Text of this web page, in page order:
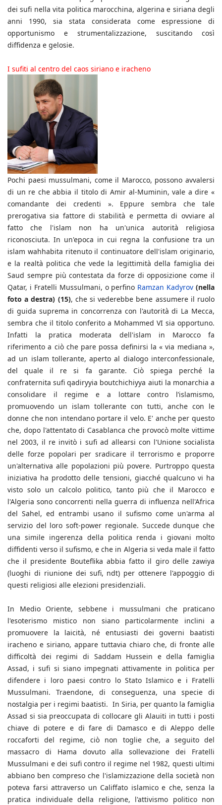
dei sufi nella vita politica marocchina, algerina e siriana degli
anni 1990, sia stata considerata come espressione di
opportunismo e strumentalizzazione, suscitando così
diffidenza e gelosie.
I sufiti al centro del caos siriano e iracheno
Pochi paesi mussulmani, come il Marocco, possono avvalersi
di un re che abbia il titolo di Amir al-Muminin, vale a dire «
comandante dei credenti ». Eppure sembra che tale
prerogativa sia fattore di stabilità e permetta di ovviare al
fatto che l'islam non ha un'unica autorità religiosa
riconosciuta. In un'epoca in cui regna la confusione tra un
islam wahhabita ritenuto il continuatore dell'islam originario,
e la realtà politica che vede la legittimità della famiglia dei
Saud sempre più contestata da forze di opposizione come il
Qatar, i Fratelli Mussulmani, o perfino Ramzan Kadyrov (nella
foto a destra) (15), che si vederebbe bene assumere il ruolo
di guida suprema in concorrenza con l'autorità di La Mecca,
sembra che il titolo conferito a Mohammed VI sia opportuno.
Infatti la pratica moderata dell'islam in Marocco fa
riferimento a ciò che pare possa definirsi la « via mediana »,
ad un islam tollerante, aperto al dialogo interconfessionale,
del quale il re si fa garante. Ciò spiega perché la
confraternita sufi qadiryyia boutchichiyya aiuti la monarchia a
consolidare il regime e a lottare contro l’islamismo,
promuovendo un islam tollerante con tutti, anche con le
donne che non intendano portare il velo. E' anche per questo
che, dopo l'attentato di Casablanca che provocò molte vittime
nel 2003, il re invitò i sufi ad allearsi con l'Unione socialista
delle forze popolari per sradicare il terrorismo e proporre
un'alternativa alle popolazioni più povere. Purtroppo questa
iniziativa ha prodotto delle tensioni, giacché qualcuno vi ha
visto solo un calcolo politico, tanto più che il Marocco e
l'Algeria sono concorrenti nella guerra di influenza nell'Africa
del Sahel, ed entrambi usano il sufismo come un'arma al
servizio del loro soft-power regionale. Succede dunque che
una simile ingerenza della politica renda i giovani molto
diffidenti verso il sufismo, e che in Algeria si veda male il fatto
che il presidente Bouteflika abbia fatto il giro delle zawiya
(luoghi di riunione dei sufi, ndt) per ottenere l'appoggio di
questi religiosi alle elezioni presidenziali.
In Medio Oriente, sebbene i mussulmani che praticano
l'esoterismo mistico non siano particolarmente inclini a
promuovere la laicità, né entusiasti dei governi baatisti
iracheno e siriano, appare tuttavia chiaro che, di fronte alle
difficoltà dei regimi di Saddam Hussein e della famiglia
Assad, i sufi si siano impegnati attivamente in politica per
difendere i loro paesi contro lo Stato Islamico e i Fratelli
Mussulmani. Traendone, di conseguenza, una specie di
nostalgia per i regimi baatisti. In Siria, per quanto la famiglia
Assad si sia preoccupata di collocare gli Alauiti in tutti i posti
chiave di potere e di fare di Damasco e di Aleppo delle
roccaforti del regime, ciò non toglie che, a seguito del
massacro di Hama dovuto alla sollevazione dei Fratelli
Mussulmani e dei sufi contro il regime nel 1982, questi ultimi
abbiano ben compreso che l'islamizzazione della società non
poteva farsi attraverso un Califfato islamico e che, senza la
pratica individuale della religione, l'attivismo politico non